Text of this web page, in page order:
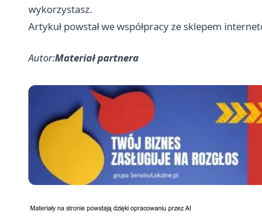
wykorzystasz.
Artykuł powstał we współpracy ze sklepem
Autor:Materiał partnera